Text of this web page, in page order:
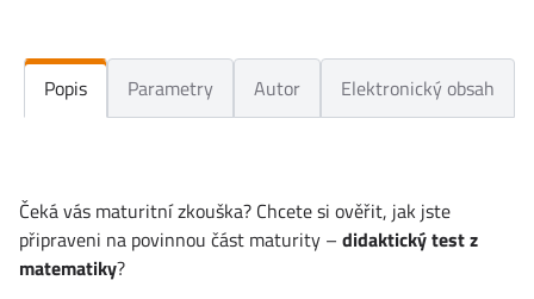
Popis Parametry Autor Elektronický obsah
Čeká vás maturitní zkouška? Chcete si ověřit, jak jste
připraveni na povinnou část maturity – didaktický test z
matematiky?